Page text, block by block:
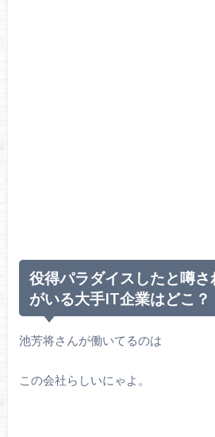
役得パラダイスしたと噂
がいる大手IT企業はどこ？
池芳将さんが働いてるのは
この会社らしいにゃよ。